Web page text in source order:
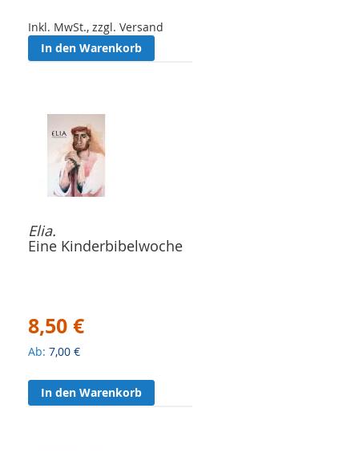
Inkl. MwSt., zzgl. Versand
In den Warenkorb
Elia.
Eine Kinderbibelwoche
8,50 €
Ab 7,00 €
In den Warenkorb